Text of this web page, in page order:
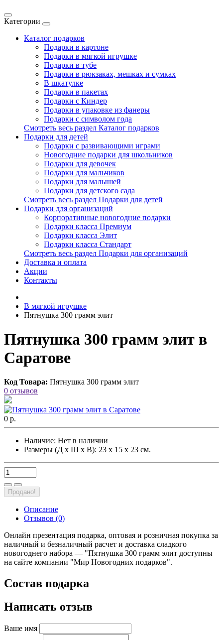
Категории
Каталог подарков
Подарки в картоне
Подарки в мягкой игрушке
Подарки в тубе
Подарки в рюкзаках, мешках и сумках
В шкатулке
Подарки в пакетах
Подарки с Киндер
Подарки в упаковке из фанеры
Подарки с символом года
Смотреть весь раздел Каталог подарков
Подарки для детей
Подарки с развивающими играми
Новогодние подарки для школьников
Подарки для девочек
Подарки для мальчиков
Подарки для малышей
Подарки для детского сада
Смотреть весь раздел Подарки для детей
Подарки для организаций
Корпоративные новогодние подарки
Подарки класса Премиум
Подарки класса Элит
Подарки класса Стандарт
Смотреть весь раздел Подарки для организаций
Доставка и оплата
Акции
Контакты
В мягкой игрушке
Пятнушка 300 грамм элит
Пятнушка 300 грамм элит в
Саратове
Код Товара: Пятнушка 300 грамм элит
0 отзывов
0 р.
Наличие: Нет в наличии
Размеры (Д х Ш х В): 23 х 15 х 23 см.
Продано!
Описание
Отзывов (0)
Онлайн презентация подарка, оптовая и розничная покупка за
наличный и безналичный расчет и доставка сладкого
новогоднего набора — "Пятнушка 300 грамм элит доступны
на сайте компании "Мир Новогодних подарков".
Состав подарка
Написать отзыв
Ваше имя